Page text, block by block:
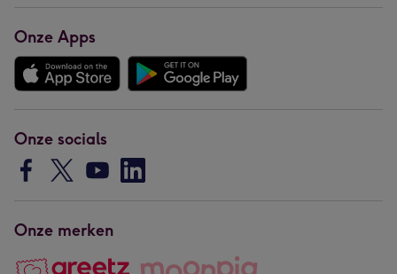
Onze Apps
Onze socials
Onze merken